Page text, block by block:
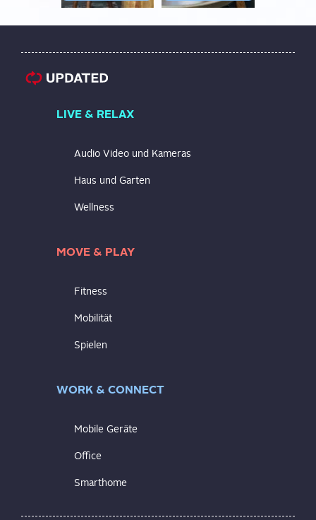
LIVE & RELAX
Audio Video und Kameras
Haus und Garten
Wellness
MOVE & PLAY
Fitness
Mobilität
Spielen
WORK & CONNECT
Mobile Geräte
Office
Smarthome